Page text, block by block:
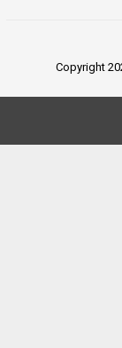
Copyright